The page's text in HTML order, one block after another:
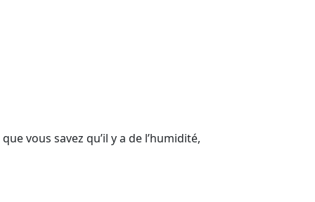
vous savez qu’il y a de l’humidité,